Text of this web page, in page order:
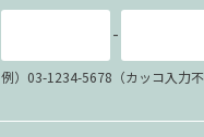
-
例）03-1234-5678（カッコ入力